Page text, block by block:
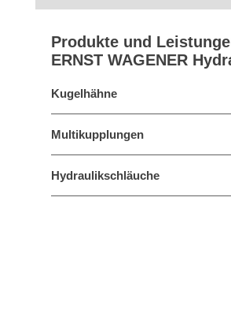
Produkte und
ERNST WAGENER
Kugelhähne
Multikupplungen
Hydraulikschläuche